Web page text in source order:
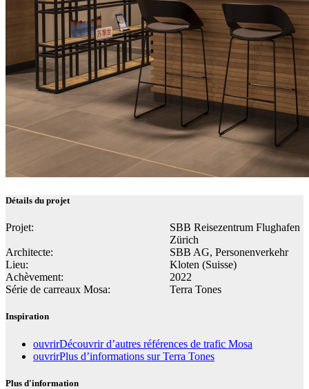
Détails du projet
Projet:
SBB Reisezentrum Flughafen
Zürich
Architecte:
SBB AG, Personenverkehr
Lieu:
Kloten (Suisse)
Achèvement:
2022
Série de carreaux Mosa:
Terra Tones
Inspiration
ouvrirDécouvrir d’autres références de trafic Mosa
ouvrirPlus d’informations sur Terra Tones
Plus d'information